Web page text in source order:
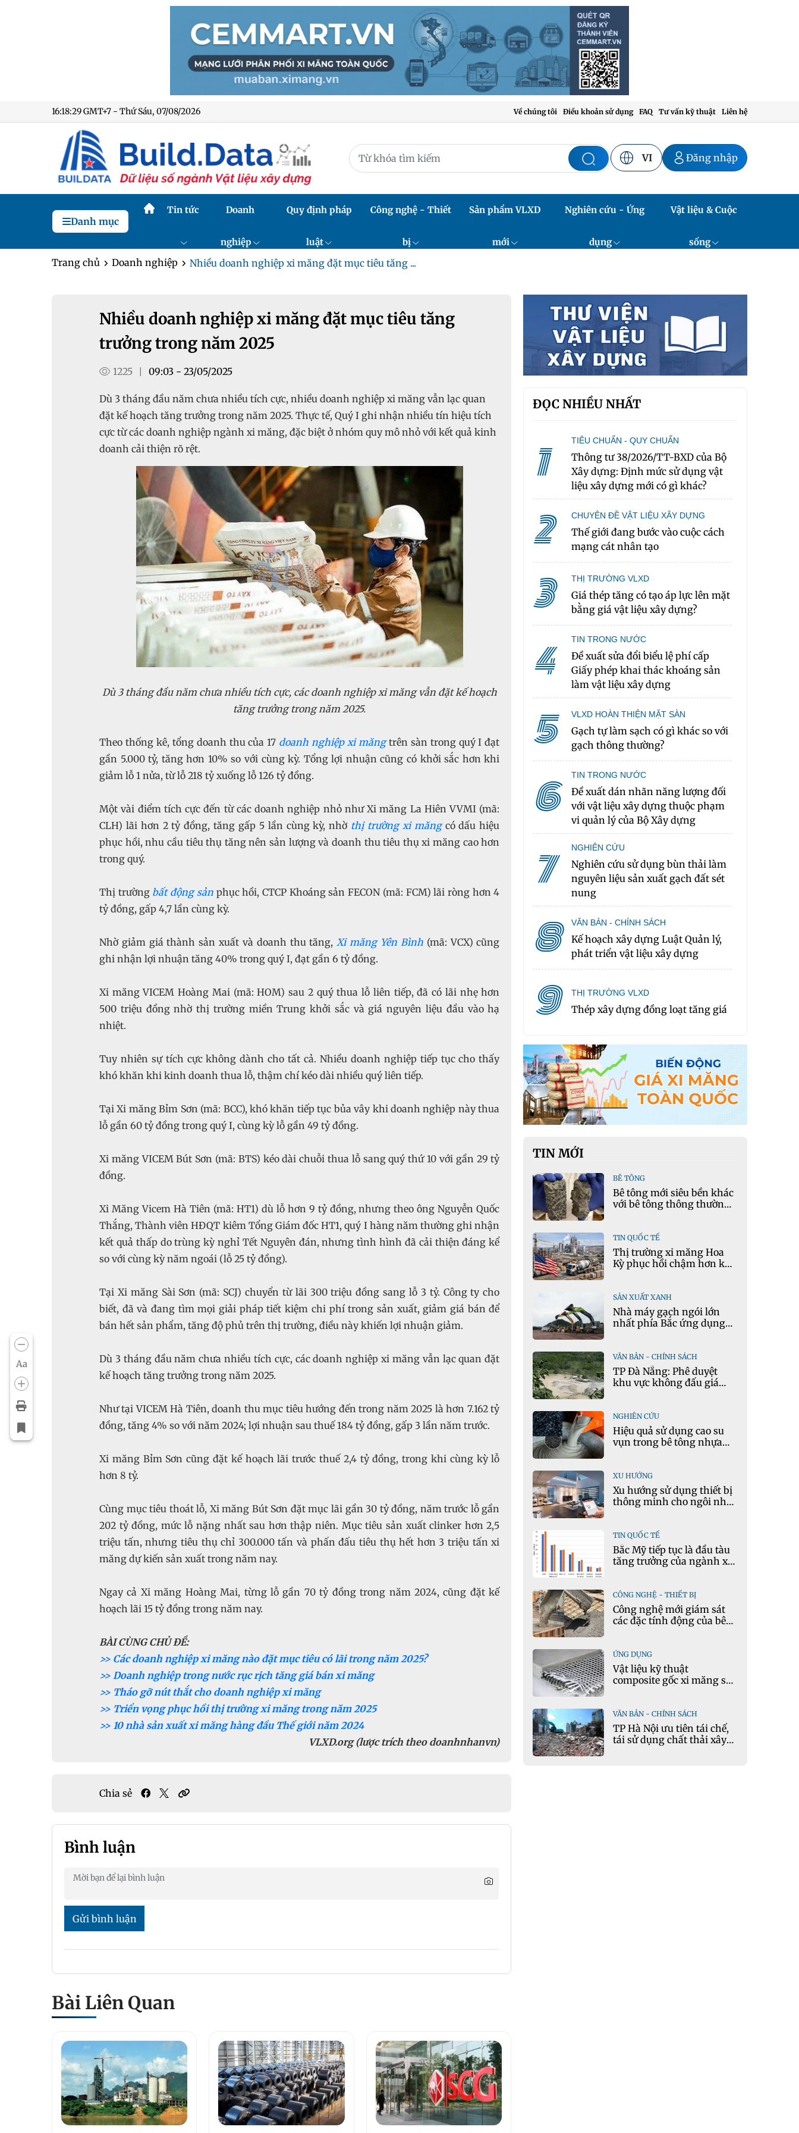
16:18:30 GMT+7 - Thứ Sáu, 07/08/2026 Về chúng tôi Điều khoản sử dụng FAQ Tư vấn kỹ thuật Liên hệ
VI Đăng nhập
Danh mục
Tin tức Doanh
nghiệp
Quy định pháp
luật
Công nghệ - Thiết
bị
Sản phẩm VLXD
mới
Nghiên cứu - Ứng
dụng
Vật liệu & Cuộc
sống
Trang chủ Doanh nghiệp Nhiều doanh nghiệp xi măng đặt mục tiêu tăng ...
Aa
Nhiều doanh nghiệp xi măng đặt mục tiêu tăng
trưởng trong năm 2025
1225 09:03 - 23/05/2025
Dù 3 tháng đầu năm chưa nhiều tích cực, nhiều doanh nghiệp xi măng vẫn lạc quan
đặt kế hoạch tăng trưởng trong năm 2025.‏ Thực tế, Quý I ghi nhận nhiều tín hiệu tích
cực từ các doanh nghiệp ngành xi măng, đặc biệt ở nhóm quy mô nhỏ với kết quả kinh
doanh cải thiện rõ rệt.
Dù 3 tháng đầu năm chưa nhiều tích cực, các doanh nghiệp xi măng vẫn đặt kế hoạch
‏Theo thống kê, tổng doanh thu của 17 doanh nghiệp xi măngtrên sàn trong quý I đạt
gần 5.000 tỷ, tăng hơn 10% so với cùng kỳ. Tổng lợi nhuận cũng có khởi sắc hơn khi
CLH) lãi hơn 2 tỷ đồng, tăng gấp 5 lần cùng kỳ, nhờ thị trường xi măngcó dấu hiệu
phục hồi, nhu cầu tiêu thụ tăng nên sản lượng và doanh thu tiêu thụ xi măng cao hơn
‏Thị trường bất động sảnphục hồi, CTCP Khoáng sản FECON (mã: FCM) lãi ròng hơn 4
‏Nhờ giảm giá thành sản xuất và doanh thu tăng,Xi măng Yên Bình(mã: VCX) cũng
500 triệu đồng nhờ thị trường miền Trung khởi sắc và giá nguyên liệu đầu vào hạ
Tuy nhiên sự tích cực không dành cho tất cả. Nhiều doanh nghiệp tiếp tục cho thấy
Thắng, Thành viên HĐQT kiêm Tổng Giám đốc HT1, quý I hàng năm thường ghi nhận
kết quả thấp do trùng kỳ nghỉ Tết Nguyên đán, nhưng tình hình đã cải thiện đáng kể
biết, đã và đang tìm mọi giải pháp tiết kiệm chi phí trong sản xuất, giảm giá bán để
bán hết sản phẩm, tăng độ phủ trên thị trường, điều này khiến lợi nhuận giảm.
Dù 3 tháng đầu năm chưa nhiều tích cực, các doanh nghiệp xi măng vẫn lạc quan đặt
202 tỷ đồng, mức lỗ nặng nhất sau hơn thập niên. Mục tiêu sản xuất clinker hơn 2,5
triệu tấn, nhưng tiêu thụ chỉ 300.000 tấn và phấn đấu tiêu thụ hết hơn 3 triệu tấn xi
BÀI CÙNG CHỦ ĐỀ:
>> Các doanh nghiệp xi măng nào đặt mục tiêu có lãi trong năm 2025?
>> Doanh nghiệp trong nước rục rịch tăng giá bán xi măng
>> Tháo gỡ nút thắt cho doanh nghiệp xi măng
>> Triển vọng phục hồi thị trường xi măng trong năm 2025
>> 10 nhà sản xuất xi măng hàng đầu Thế giới năm 2024
VLXD.org (lược trích theo doanhnhanvn)
Chia sẻ
Bình luận
Gửi bình luận
Bài Liên Quan
ĐỌC NHIỀU NHẤT
1 TIÊU CHUẨN - QUY CHUẨN
Thông tư 38/2026/TT-BXD của Bộ
Xây dựng: Định mức sử dụng vật
liệu xây dựng mới có gì khác?
2 CHUYÊN ĐỀ VẬT LIỆU XÂY DỰNG
Thế giới đang bước vào cuộc cách
mạng cát nhân tạo
3 THỊ TRƯỜNG VLXD
Giá thép tăng có tạo áp lực lên mặt
bằng giá vật liệu xây dựng?
4 TIN TRONG NƯỚC
Đề xuất sửa đổi biểu lệ phí cấp
Giấy phép khai thác khoáng sản
làm vật liệu xây dựng
5 VLXD HOÀN THIỆN MẶT SÀN
Gạch tự làm sạch có gì khác so với
gạch thông thường?
6 TIN TRONG NƯỚC
Đề xuất dán nhãn năng lượng đối
với vật liệu xây dựng thuộc phạm
vi quản lý của Bộ Xây dựng
7 NGHIÊN CỨU
Nghiên cứu sử dụng bùn thải làm
nguyên liệu sản xuất gạch đất sét
nung
8 VĂN BẢN - CHÍNH SÁCH
Kế hoạch xây dựng Luật Quản lý,
phát triển vật liệu xây dựng
9 THỊ TRƯỜNG VLXD
Thép xây dựng đồng loạt tăng giá
TIN MỚI
BÊ TÔNG
Bê tông mới siêu bền khác
với bê tông thông thường
TIN QUỐC TẾ
Thị trường xi măng Hoa
Kỳ phục hồi chậm hơn kỳ
SẢN XUẤT XANH
Nhà máy gạch ngói lớn
nhất phía Bắc ứng dụng
VĂN BẢN - CHÍNH SÁCH
TP Đà Nẵng: Phê duyệt
khu vực không đấu giá
NGHIÊN CỨU
Hiệu quả sử dụng cao su
vụn trong bê tông nhựa
XU HƯỚNG
Xu hướng sử dụng thiết bị
thông minh cho ngôi nhà
TIN QUỐC TẾ
Bắc Mỹ tiếp tục là đầu tàu
tăng trưởng của ngành xi
CÔNG NGHỆ - THIẾT BỊ
Công nghệ mới giám sát
các đặc tính động của bê
ỨNG DỤNG
Vật liệu kỹ thuật
composite gốc xi măng sử
trong xây dựng hạ tầng
giao thông
VĂN BẢN - CHÍNH SÁCH
TP Hà Nội ưu tiên tái chế,
tái sử dụng chất thải xây